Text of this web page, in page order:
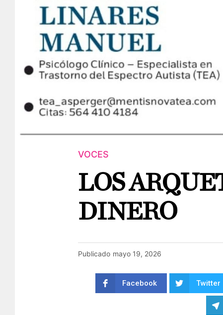
VOCES
LOS
DINERO
Publicado mayo 19, 2026
Facebook Twitter